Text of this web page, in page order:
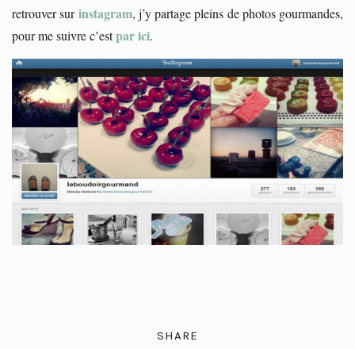
retrouver surinstagram, j’y partage pleins de photos gourmandes,
pour me suivre c’estpar ici.
SHARE